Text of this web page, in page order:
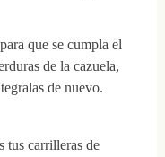
que se cumpla el
de la cazuela,
de nuevo.
tus carrilleras de